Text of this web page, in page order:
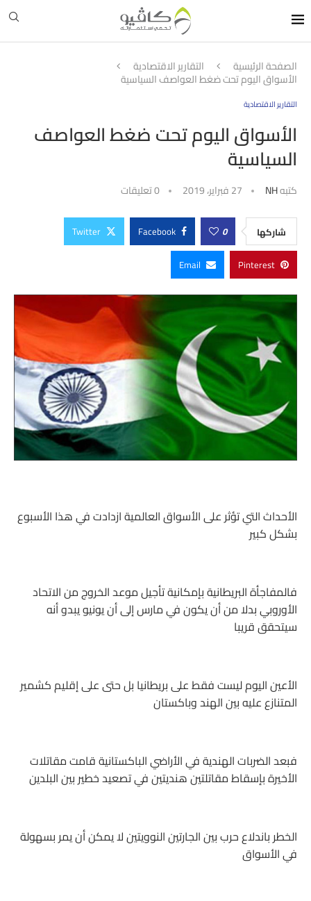
الصفحة الرئيسية التقارير الاقتصادية
الأسواق اليوم تحت ضغط العواصف السياسية
التقارير الاقتصادية
الأسواق اليوم تحت ضغط العواصف
السياسية
كتبهNH 27 فبراير، 2019 0 تعليقات
شاركها 0
Facebook
Twitter
Pinterest
Email
الأحداث التي تؤثر على الأسواق العالمية ازدادت في هذا الأسبوع
بشكل كبير
فالمفاجأة البريطانية بإمكانية تأجيل موعد الخروج من الاتحاد
الأوروبي بدلا من أن يكون في مارس إلى أن يونيو يبدو أنه
سيتحقق قريبا
الأعين اليوم ليست فقط على بريطانيا بل حتى على إقليم كشمير
المتنازع عليه بين الهند وباكستان
فبعد الضربات الهندية في الأراضي الباكستانية قامت مقاتلات
الأخيرة بإسقاط مقاتلتين هنديتين في تصعيد خطير بين البلدين
الخطر باندلاع حرب بين الجارتين النوويتين لا يمكن أن يمر بسهولة
في الأسواق